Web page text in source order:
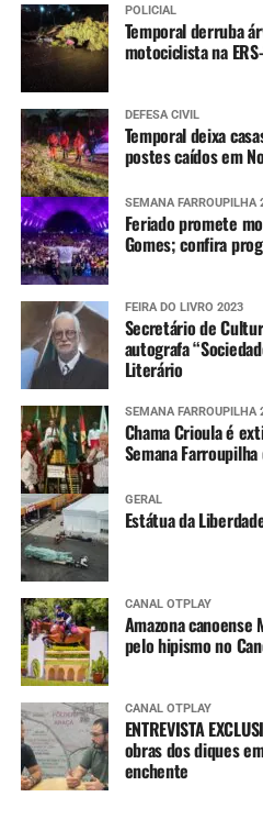
POLICIAL
Temporal derruba
motociclista na
DEFESA CIVIL
Temporal deixa
postes caídos em
SEMANA FARROUPILHA
Feriado promete
Gomes; confira
FEIRA DO LIVRO 2023
Secretário de
autografa
Literário
SEMANA FARROUPILHA
Chama Crioula é
Semana Farroupilha
GERAL
Estátua da
CANAL OTPLAY
Amazona canoense
pelo hipismo no
CANAL OTPLAY
ENTREVISTA
obras dos diques
enchente